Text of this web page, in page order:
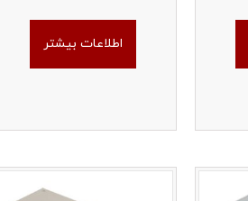
اطلاعات بیشتر